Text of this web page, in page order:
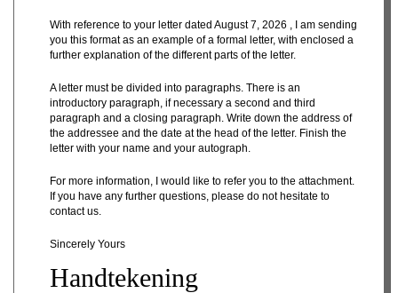
With reference to your letter dated August 7, 2026 , I am sending
you this format as an example of a formal letter, with enclosed a
further explanation of the different parts of the letter.
A letter must be divided into paragraphs. There is an
introductory paragraph, if necessary a second and third
paragraph and a closing paragraph. Write down the address of
the addressee and the date at the head of the letter. Finish the
letter with your name and your autograph.
For more information, I would like to refer you to the attachment.
If you have any further questions, please do not hesitate to
contact us.
Sincerely Yours
Handtekening